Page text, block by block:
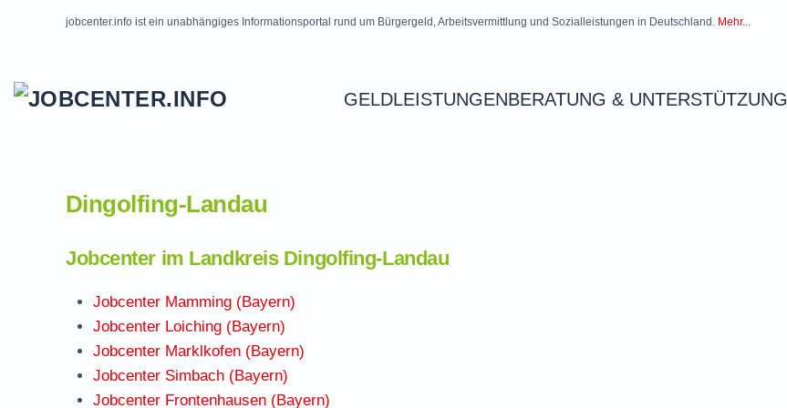
jobcenter.info ist ein unabhängiges Informationsportal rund um Bürgergeld, Arbeitsvermittlung und Sozialleistungen in Deutschland. Mehr...
GELDLEISTUNGENBERATUNG & UNTERSTÜTZUNG
Dingolfing-Landau
Jobcenter im Landkreis Dingolfing-Landau
Jobcenter Mamming (Bayern)
Jobcenter Loiching (Bayern)
Jobcenter Marklkofen (Bayern)
Jobcenter Simbach (Bayern)
Jobcenter Frontenhausen (Bayern)